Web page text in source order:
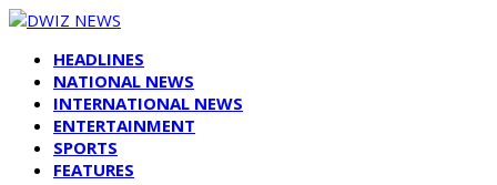
HEADLINES
NATIONAL NEWS
INTERNATIONAL NEWS
ENTERTAINMENT
SPORTS
FEATURES